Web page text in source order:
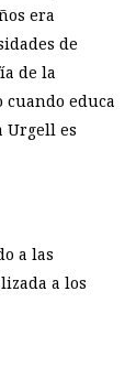
era
de
de la
educa
Urgell es
a las
a los